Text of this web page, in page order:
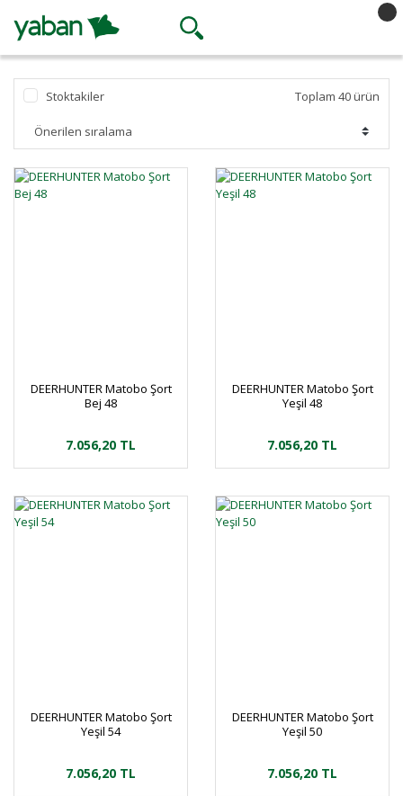
Stoktakiler Toplam 40 ürün
DEERHUNTER Matobo Şort
Bej 48
7.056,20 TL
DEERHUNTER Matobo Şort
Yeşil 48
7.056,20 TL
DEERHUNTER Matobo Şort
Yeşil 54
7.056,20 TL
DEERHUNTER Matobo Şort
Yeşil 50
7.056,20 TL